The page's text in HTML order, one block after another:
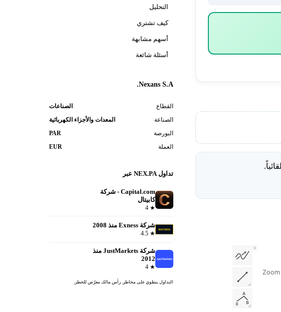
التحليل
كيف تشتري
أسهم مشابهة
أسئلة شائعة
Nexans S.A.
القطاع
الصناعات
الصناعة
المعدات والأجزاء الكهربائية
البورصة
PAR
العملة
EUR
تداول NEX.PA عبر
Capital.com - شركة
كابيتال
★
شركة Exness منذ 2008
★
شركة JustMarkets منذ
2012
★
التداول ينطوي على مخاطر. رأس مالك معرّض للخطر.
Zoom